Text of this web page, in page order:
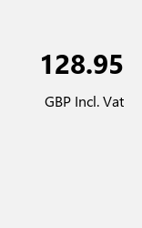
128.95
GBP Incl. Vat